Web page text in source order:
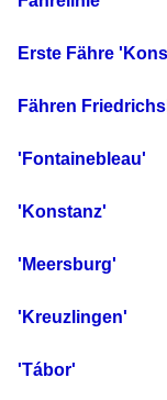
Erste Fähre
Fähren
'Fontainebleau'
'Konstanz'
'Meersburg'
'Kreuzlingen'
'Tábor'